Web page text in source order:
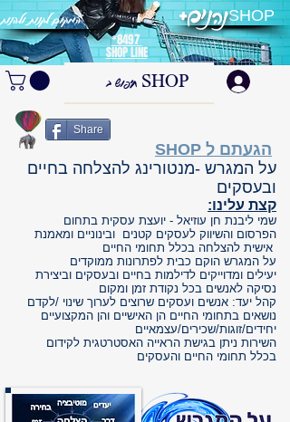
SHOP המקום לקנות ולהנות
8497*
SHOP LINE
Share
SHOP הגעתם ל
על המגרש -מנטורינג להצלחה בחיים
ובעסקים
:קצת עלינו
שמי ליבנת חן עוזיאל - יועצת עסקית בתחום
הפרסום והשיווק לעסקים קטנים ובינוניים ומאמנת
על המגרש הוקם כבית לפתרונות ממוקדים
יעילים ומדוייקים לדילמות בחיים ובעסקים וביצירת
נסיקה לאנשים בכל נקודת זמן ומקום
קהל יעד: אנשים ועסקים שרוצים לערוך שינוי /לקדם
נושאים בתחומי החיים הן האישיים והן המקצועיים
יחידים/זוגות/שכירים/עצמאיים
השירות ניתן בגישת הראייה האסטרטגית לקידום
בכלל תחומי החיים והעסקים